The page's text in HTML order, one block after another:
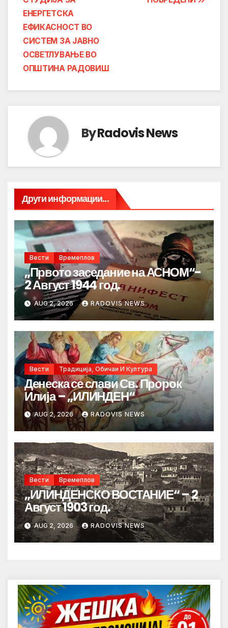
ЕНЕРГЕТСКА
ЕФИКАСНОСТ ВО
СИСТЕМ ЗА ЈАВНО
ОСВЕТЛУВАЊЕ ВО
ОПШТИНА РАДОВИШ
ByRadovis News
Други информации...
Вести Времеплов
„Првото заседание на АСНОМ“-
2 Август 1944 год.
AUG 2, 2026 RADOVIS NEWS
Вести Традиција, Обичаи И Култура
Денеска се слави Св. Пророк
Илија – „ИЛИНДЕН“
AUG 2, 2026 RADOVIS NEWS
Вести Времеплов
„ИЛИНДЕНСКО ВОСТАНИЕ“ – 2
Август 1903 год.
AUG 2, 2026 RADOVIS NEWS